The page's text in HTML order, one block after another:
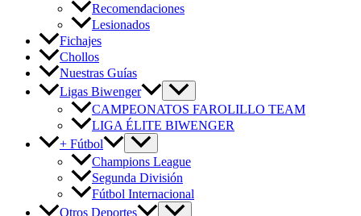
Recomendaciones
Lesionados
Fichajes
Chollos
Nuestras Guías
Ligas Biwenger
CAMPEONATOS FAROLILLO TEAM
LIGA ÉLITE BIWENGER
+ Fútbol
Champions League
Segunda División
Fútbol Internacional
Otros Deportes